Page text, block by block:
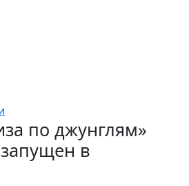
по джунглям»
в